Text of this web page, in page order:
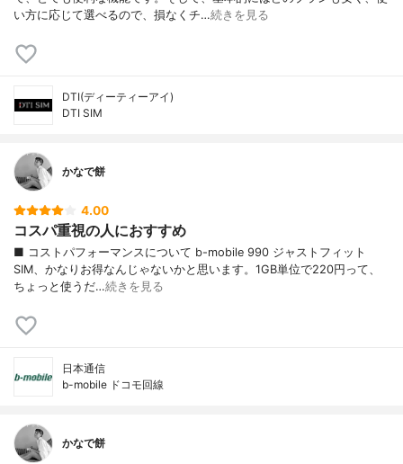
い方に応じて選べるので、損なくチ…続きを見る
DTI(ディーティーアイ)
DTI SIM
かなで餅
4.00
コスパ重視の人におすすめ
■ コストパフォーマンスについて b-mobile 990 ジャストフィット
SIM、かなりお得なんじゃないかと思います。1GB単位で220円って、
ちょっと使うだ…続きを見る
日本通信
b-mobile ドコモ回線
かなで餅